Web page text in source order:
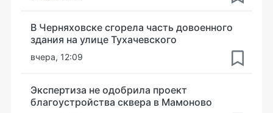
В Черняховске сгорела часть довоенного
здания на улице Тухачевского
вчера, 12:09
Экспертиза не одобрила проект
благоустройства сквера в Мамоново